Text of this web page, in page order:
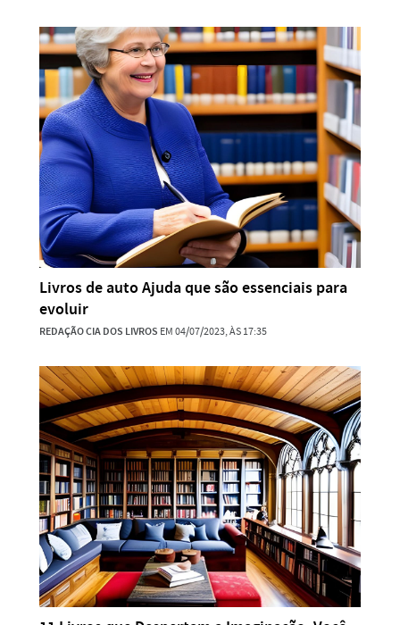
Livros de auto Ajuda que são essenciais para
evoluir
REDAÇÃO CIA DOS LIVROS EM 04/07/2023, ÀS 17:35